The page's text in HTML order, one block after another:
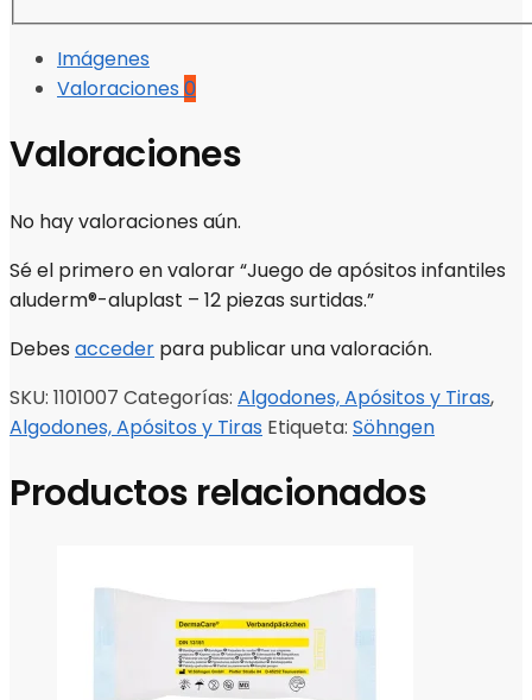
Imágenes
Valoraciones 0
Valoraciones
No hay valoraciones aún.
Sé el primero en valorar “Juego de apósitos infantiles
aluderm®-aluplast – 12 piezas surtidas.”
Debes acceder para publicar una valoración.
SKU: 1101007 Categorías: Algodones, Apósitos y Tiras,
Algodones, Apósitos y Tiras Etiqueta: Söhngen
Productos relacionados